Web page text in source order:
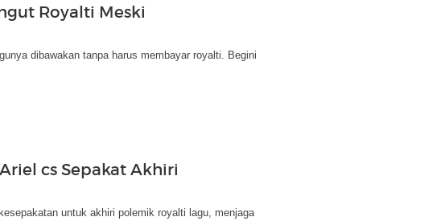
Royalti Meski
dibawakan tanpa harus membayar royalti. Begini
cs Sepakat Akhiri
untuk akhiri polemik royalti lagu, menjaga